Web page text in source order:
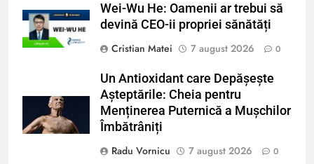
Wei-Wu He: Oamenii ar trebui să
devină CEO-ii propriei sănătăți
Cristian Matei
7 august 2026 0
Un Antioxidant care Depășește
Așteptările: Cheia pentru
Menținerea Puternică a Mușchilor
Îmbătrâniți
Radu Vornicu
7 august 2026 0